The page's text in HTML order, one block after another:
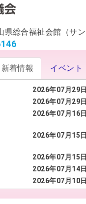
総合福祉会館（サン
新着情報 イベント
2026年07月29日
2026年07月29日
2026年07月16日
2026年07月15日
2026年07月15日
2026年07月14日
2026年07月10日